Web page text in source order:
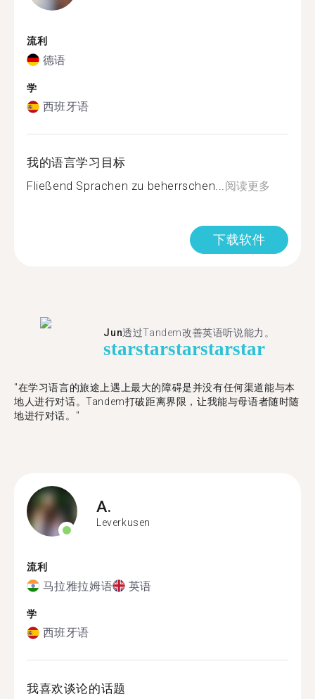
流利
德语
学
西班牙语
我的语言学习目标
Fließend Sprachen zu beherrschen...阅读更多
下载软件
Jun透过Tandem改善英语听说能力。
starstarstarstarstar
"在学习语言的旅途上遇上最大的障碍是并没有任何渠道能与本
地人进行对话。Tandem打破距离界限，让我能与母语者随时随
地进行对话。"
A.
Leverkusen
流利
马拉雅拉姆语 英语
学
西班牙语
我喜欢谈论的话题